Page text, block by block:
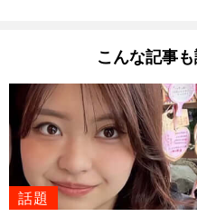
こんな記事
話題